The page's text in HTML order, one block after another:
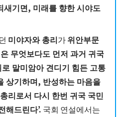
새기면, 미래를 향한 시야도
미야자와 총리가위안부문
무엇보다도 먼저 과거 귀국
말미암아 견디기 힘든 고통
상기하며, 반성하는 마음을
리로서 다시 한번 귀국 국민
해드린다’. 국회 연설에서는